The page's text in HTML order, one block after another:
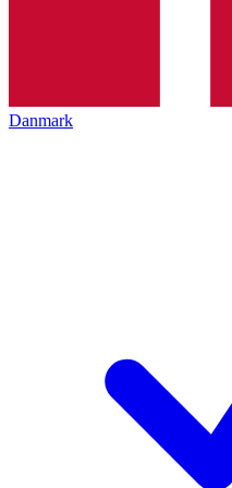
Danmark